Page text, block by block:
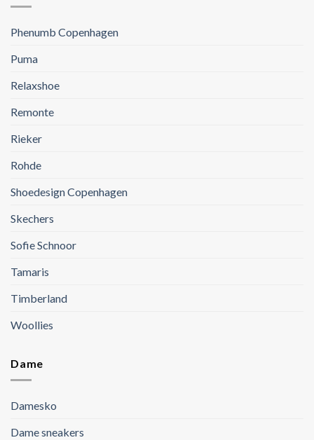
Phenumb Copenhagen
Puma
Relaxshoe
Remonte
Rieker
Rohde
Shoedesign Copenhagen
Skechers
Sofie Schnoor
Tamaris
Timberland
Woollies
Dame
Damesko
Dame sneakers